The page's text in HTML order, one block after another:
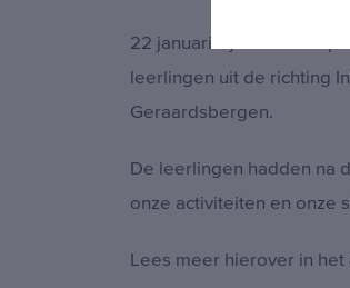
22 januari zijn Christo
leerlingen uit de richting
Geraardsbergen.
De leerlingen hadden na
onze activiteiten en onze
Lees meer hierover in